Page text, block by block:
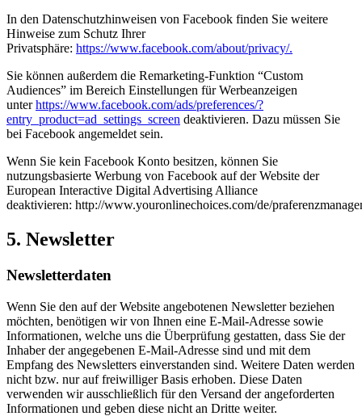
In den Datenschutzhinweisen von Facebook finden Sie weitere
Hinweise zum Schutz Ihrer
Privatsphäre: https://www.facebook.com/about/privacy/.
Sie können außerdem die Remarketing-Funktion “Custom
Audiences” im Bereich Einstellungen für Werbeanzeigen
unterhttps://www.facebook.com/ads/preferences/?
entry_product=ad_settings_screen deaktivieren. Dazu müssen Sie
bei Facebook angemeldet sein.
Wenn Sie kein Facebook Konto besitzen, können Sie
nutzungsbasierte Werbung von Facebook auf der Website der
European Interactive Digital Advertising Alliance
deaktivieren: http://www.youronlinechoices.com/de/
5. Newsletter
Newsletterdaten
Wenn Sie den auf der Website angebotenen Newsletter beziehen
möchten, benötigen wir von Ihnen eine E-Mail-Adresse sowie
Informationen, welche uns die Überprüfung gestatten, dass Sie der
Inhaber der angegebenen E-Mail-Adresse sind und mit dem
Empfang des Newsletters einverstanden sind. Weitere Daten werden
nicht bzw. nur auf freiwilliger Basis erhoben. Diese Daten
verwenden wir ausschließlich für den Versand der angeforderten
Informationen und geben diese nicht an Dritte weiter.